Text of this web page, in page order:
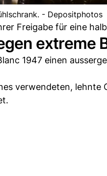
- Depositphotos
Freigabe für eine
extreme
1947 einen
verwendeten, lehnte